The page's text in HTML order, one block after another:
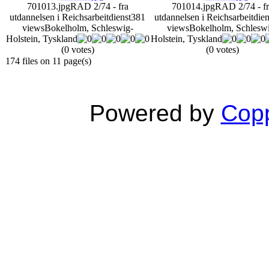
701013.jpgRAD 2/74 - fra
utdannelsen i Reichsarbeitdienst381
viewsBokelholm, Schleswig-
Holstein, Tyskland
(0 votes)
701014.jpgRAD 2/74 -
utdannelsen i
viewsBokelholm,
Holstein, Tyskland
(0 votes)
174 files on 11 page(s)
Powered by